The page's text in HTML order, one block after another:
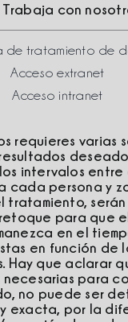
Trabaja con
de tratamiento de
Acceso extranet
Acceso intranet
requieres varias
intervalos entre
cada persona y
tratamiento,
para que
en el
en función de
Hay que aclarar
necesarias para
no puede ser
exacta, por la